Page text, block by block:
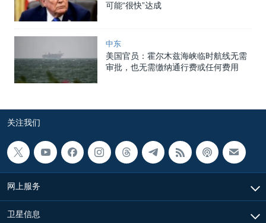
可能“很快”达成
中东
美国官员：霍尔木兹海峡临时航线无需
审批，也无需缴纳通行费或任何费用
关注我们
网上服务
卫星信息